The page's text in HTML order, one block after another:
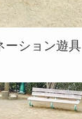
ーション遊具